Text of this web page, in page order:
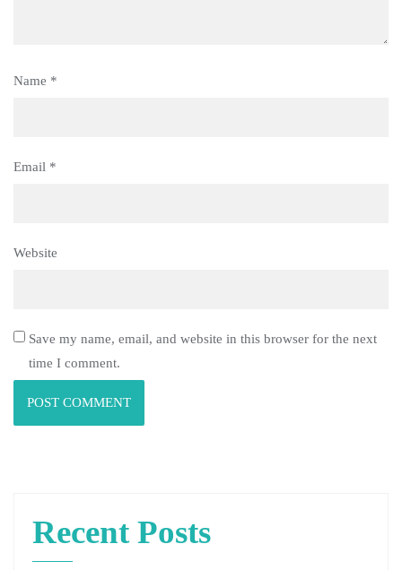
Name *
Email *
Website
Save my name, email, and website in this browser for the next
time I comment.
Recent Posts